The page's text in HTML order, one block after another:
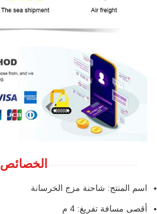
الخصائص:
اسم المنتج: شاحنة مزج الخرسانة
أقصى مسافة تفريغ: 4 م